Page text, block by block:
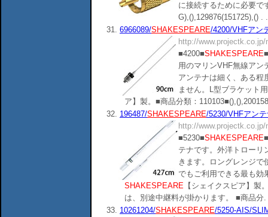
に接続するために必要で
G),(),129876(151725),() .
31. 6966089/SHAKESPEARE/4200/VHFアン
http://
■4200■SHAKESPEARE
用のマリンVHF無線アン
アンテナは細く、ある程
ません。L型ブラケット
ア】製。■商品分類：
32. 196487/SHAKESPEARE/5230/VHFアン
http://
■5230■SHAKESPEARE
テナです。外洋トローリ
きます。ロングレンジで
でもご利用できる最も効
SHAKESPEARE 【シェイクスピア】
は、別途中継料が掛かります。 ■商品分
33. 10261204/SHAKESPEARE/5250-AIS/